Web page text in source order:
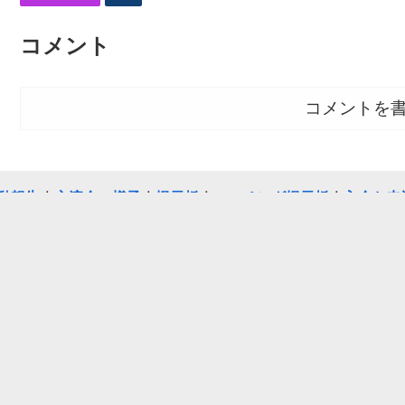
コメント
コメントを
報告 ｜ 交流会の様子 ｜ 掲示板 ｜ マッチング掲示板 ｜ 入会お申